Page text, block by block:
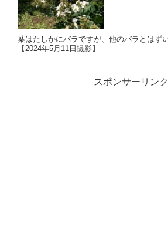
葉はたしかにバラですが、他のバラとはず
【2024年5月11日撮影】
スポンサーリンク